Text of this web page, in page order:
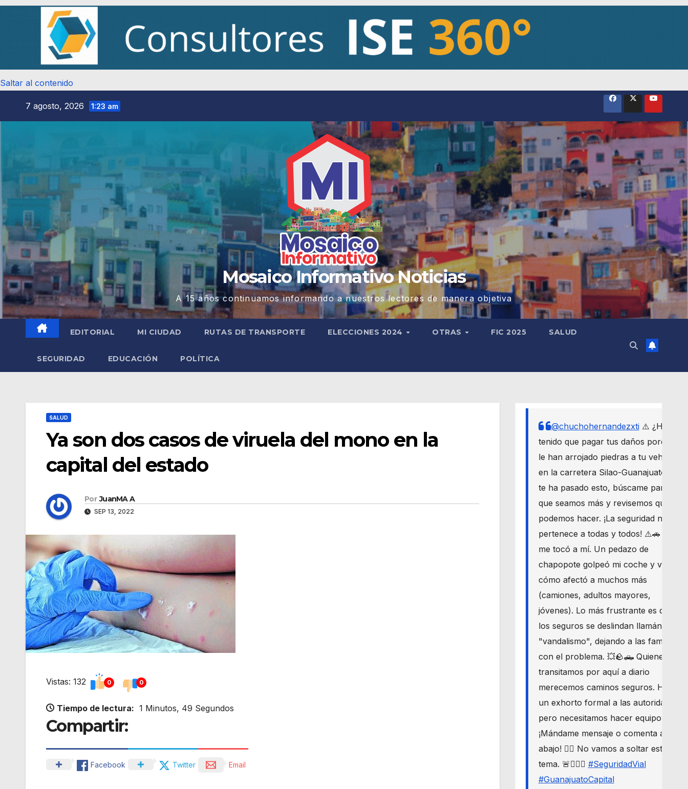
Saltar al contenido
7 agosto, 2026 1:23 am
Mosaico Informativo Noticias
A 15 años continuamos informando a nuestros lectores de manera objetiva
EDITORIAL MI CIUDAD RUTAS DE TRANSPORTE ELECCIONES 2024 OTRAS FIC 2025 SALUD
SEGURIDAD EDUCACIÓN POLÍTICA
SALUD
Ya son dos casos de viruela del mono en la
capital del estado
Por JuanMA A
SEP 13, 2022
Vistas: 132 0 0
Tiempo de lectura: 1 Minutos, 49 Segundos
Compartir:
Facebook Twitter Email
@chuchohernandezxti⚠️ ¿Has
tenido que pagar tus daños porque
le han arrojado piedras a tu vehículo
en la carretera Silao-Guanajuato? Si
te ha pasado esto, búscame para
que seamos más y revisemos qué
podemos hacer. ¡La seguridad nos
pertenece a todas y todos! ⚠️🚗 Hoy
me tocó a mí. Un pedazo de
chapopote golpeó mi coche y vi
cómo afectó a muchos más
(camiones, adultos mayores,
jóvenes). Lo más frustrante es que
los seguros se deslindan llamándolo
"vandalismo", dejando a las familias
con el problema. 💥🪨🛻 Quienes
transitamos por aquí a diario
merecemos caminos seguros. Haré
un exhorto formal a las autoridades,
pero necesitamos hacer equipo. 🛣️🔒
¡Mándame mensaje o comenta aquí
abajo! 👇🏼 No vamos a soltar este
tema. 🚨🙋🏾‍♂️ #SeguridadVial
#GuanajuatoCapital